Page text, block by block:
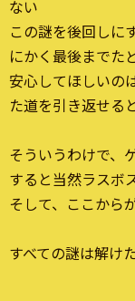
ない
この謎を後回しに
にかく最後までた
安心してほしいの
た道を引き返せる
そういうわけで、
すると当然ラスボ
そして、ここから
すべての謎は解け